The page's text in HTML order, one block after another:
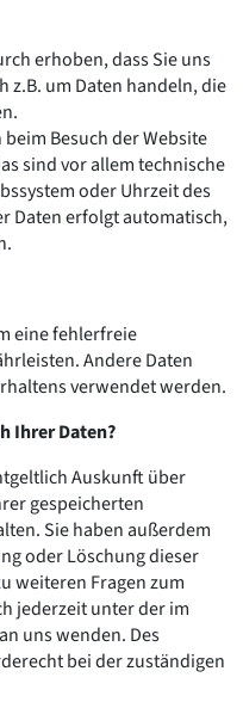
erhoben, dass Sie uns
z.B. um Daten handeln, die
Besuch der Website
sind vor allem technische
oder Uhrzeit des
Daten erfolgt automatisch,
eine fehlerfreie
Andere Daten
verwendet werden.
Ihrer Daten?
Auskunft über
gespeicherten
Sie haben außerdem
oder Löschung dieser
weiteren Fragen zum
jederzeit unter der im
uns wenden. Des
bei der zuständigen